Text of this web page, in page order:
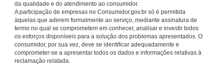
da qualidade e do atendimento ao consumidor.
A participação de empresas no Consumidor.gov.br só é permitida
àquelas que aderem formalmente ao serviço, mediante assinatura de
termo no qual se comprometem em conhecer, analisar e investir todos
os esforços disponíveis para a solução dos problemas apresentados. O
consumidor, por sua vez, deve se identificar adequadamente e
comprometer-se a apresentar todos os dados e informações relativas à
reclamação relatada.